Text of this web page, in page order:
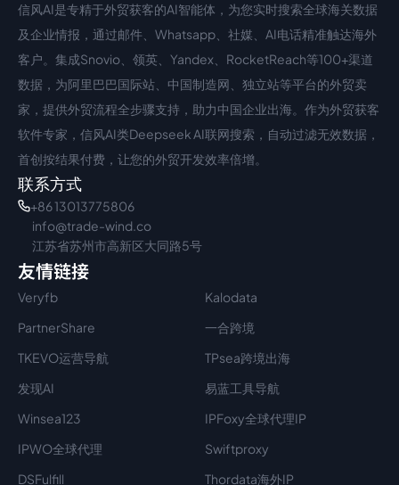
中文入口
信风AI是专精于外贸获客的AI智能体，为您实时搜索全球海关数据
及企业情报，通过邮件、Whatsapp、社媒、AI电话精准触达海外
客户。集成Snovio、领英、Yandex、RocketReach等100+渠道
数据，为阿里巴巴国际站、中国制造网、独立站等平台的外贸卖
家，提供外贸流程全步骤支持，助力中国企业出海。作为外贸获客
软件专家，信风AI类Deepseek AI联网搜索，自动过滤无效数据，
首创按结果付费，让您的外贸开发效率倍增。
联系方式
+86 13013775806
info@trade-wind.co
江苏省苏州市高新区大同路5号
友情链接
Veryfb
Kalodata
PartnerShare
一合跨境
TKEVO运营导航
TPsea跨境出海
发现AI
易蓝工具导航
Winsea123
IPFoxy全球代理IP
IPWO全球代理
Swiftproxy
DSFulfill
Thordata海外IP